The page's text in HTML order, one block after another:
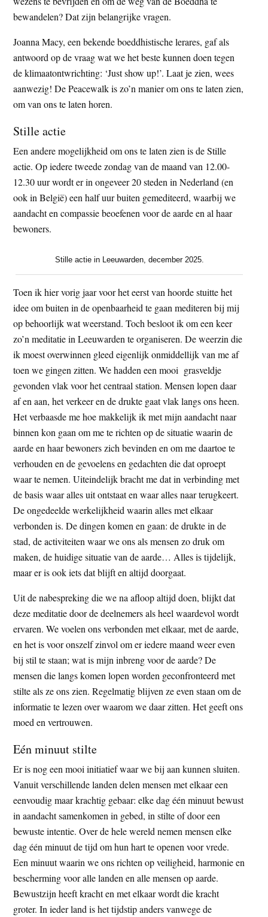
bewandelen? Dat zijn belangrijke vragen.
Joanna Macy, een bekende boeddhistische lerares, gaf als
antwoord op de vraag wat we het beste kunnen doen tegen
de klimaatontwrichting: ‘Just show up!’. Laat je zien, wees
aanwezig! De Peacewalk is zo’n manier om ons te laten zien,
om van ons te laten horen.
Stille actie
Een andere mogelijkheid om ons te laten zien is de Stille
actie. Op iedere tweede zondag van de maand van 12.00-
12.30 uur wordt er in ongeveer 20 steden in Nederland (en
ook in België) een half uur buiten gemediteerd, waarbij we
aandacht en compassie beoefenen voor de aarde en al haar
bewoners.
Stille actie in Leeuwarden, december 2025.
Toen ik hier vorig jaar voor het eerst van hoorde stuitte het
idee om buiten in de openbaarheid te gaan mediteren bij mij
op behoorlijk wat weerstand. Toch besloot ik om een keer
zo’n meditatie in Leeuwarden te organiseren. De weerzin die
ik moest overwinnen gleed eigenlijk onmiddellijk van me af
toen we gingen zitten. We hadden een mooi grasveldje
gevonden vlak voor het centraal station. Mensen lopen daar
af en aan, het verkeer en de drukte gaat vlak langs ons heen.
Het verbaasde me hoe makkelijk ik met mijn aandacht naar
binnen kon gaan om me te richten op de situatie waarin de
aarde en haar bewoners zich bevinden en om me daartoe te
verhouden en de gevoelens en gedachten die dat oproept
waar te nemen. Uiteindelijk bracht me dat in verbinding met
de basis waar alles uit ontstaat en waar alles naar terugkeert.
De ongedeelde werkelijkheid waarin alles met elkaar
verbonden is. De dingen komen en gaan: de drukte in de
stad, de activiteiten waar we ons als mensen zo druk om
maken, de huidige situatie van de aarde… Alles is tijdelijk,
maar er is ook iets dat blijft en altijd doorgaat.
Uit de nabespreking die we na afloop altijd doen, blijkt dat
deze meditatie door de deelnemers als heel waardevol wordt
ervaren. We voelen ons verbonden met elkaar, met de aarde,
en het is voor onszelf zinvol om er iedere maand weer even
bij stil te staan; wat is mijn inbreng voor de aarde? De
mensen die langs komen lopen worden geconfronteerd met
stilte als ze ons zien. Regelmatig blijven ze even staan om de
informatie te lezen over waarom we daar zitten. Het geeft ons
moed en vertrouwen.
Eén minuut stilte
Er is nog een mooi initiatief waar we bij aan kunnen sluiten.
Vanuit verschillende landen delen mensen met elkaar een
eenvoudig maar krachtig gebaar: elke dag één minuut bewust
in aandacht samenkomen in gebed, in stilte of door een
bewuste intentie. Over de hele wereld nemen mensen elke
dag één minuut de tijd om hun hart te openen voor vrede.
Een minuut waarin we ons richten op veiligheid, harmonie en
bescherming voor alle landen en alle mensen op aarde.
Bewustzijn heeft kracht en met elkaar wordt die kracht
groter. In ieder land is het tijdstip anders vanwege de